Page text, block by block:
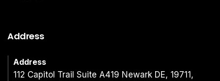
Address
Address
112 Capitol Trail Suite A419 Newark DE, 19711,